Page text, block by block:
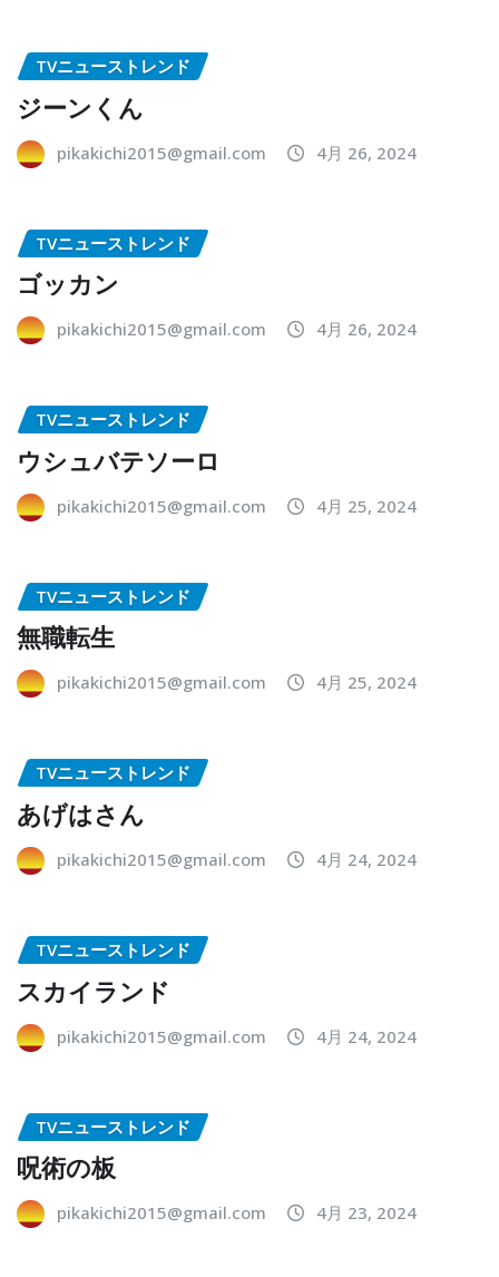
TVニューストレンド
ジーンくん
pikakichi2015@gmail.com 4月 26, 2024
TVニューストレンド
ゴッカン
pikakichi2015@gmail.com 4月 26, 2024
TVニューストレンド
ウシュバテソーロ
pikakichi2015@gmail.com 4月 25, 2024
TVニューストレンド
無職転生
pikakichi2015@gmail.com 4月 25, 2024
TVニューストレンド
あげはさん
pikakichi2015@gmail.com 4月 24, 2024
TVニューストレンド
スカイランド
pikakichi2015@gmail.com 4月 24, 2024
TVニューストレンド
呪術の板
pikakichi2015@gmail.com 4月 23, 2024